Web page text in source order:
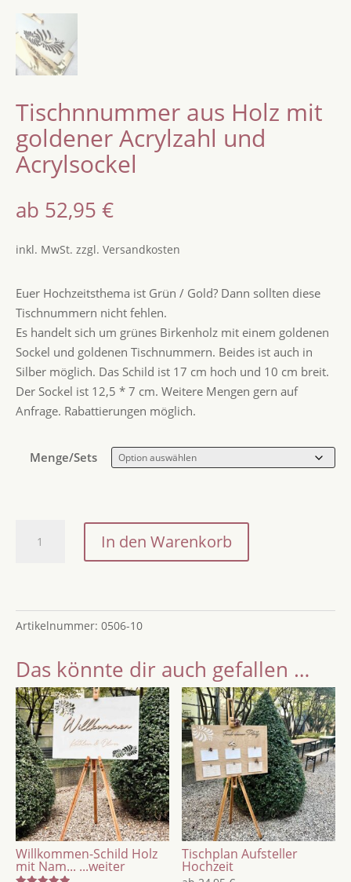
Tischnnummer aus Holz mit
goldener Acrylzahl und
Acrylsockel
ab 52,95 €
inkl. MwSt. zzgl. Versandkosten
Euer Hochzeitsthema ist Grün / Gold? Dann sollten diese
Tischnummern nicht fehlen.
Es handelt sich um grünes Birkenholz mit einem goldenen
Sockel und goldenen Tischnummern. Beides ist auch in
Silber möglich. Das Schild ist 17 cm hoch und 10 cm breit.
Der Sockel ist 12,5 * 7 cm. Weitere Mengen gern auf
Anfrage. Rabattierungen möglich.
Menge/Sets
Tischnnummer
goldener
Acrylzahl
Acrylsockel
Menge
In den Warenkorb
Artikelnummer: 0506-10
Das könnte dir auch gefallen …
Willkommen-Schild Holz
mit Nam... ...weiter
Tischplan Aufsteller
Hochzeit